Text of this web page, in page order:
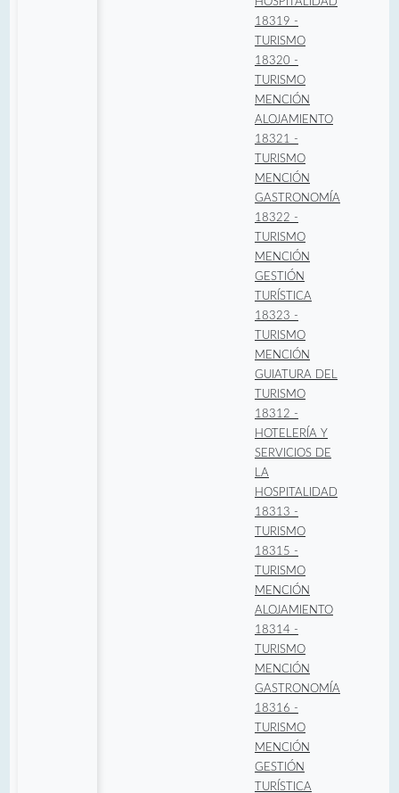
18319 -
TURISMO
18320 -
TURISMO
MENCIÓN
ALOJAMIENTO
18321 -
TURISMO
MENCIÓN
GASTRONOMÍA
18322 -
TURISMO
MENCIÓN
GESTIÓN
TURÍSTICA
18323 -
TURISMO
MENCIÓN
GUIATURA DEL
TURISMO
18312 -
HOTELERÍA Y
SERVICIOS DE
LA
HOSPITALIDAD
18313 -
TURISMO
18315 -
TURISMO
MENCIÓN
ALOJAMIENTO
18314 -
TURISMO
MENCIÓN
GASTRONOMÍA
18316 -
TURISMO
MENCIÓN
GESTIÓN
TURÍSTICA